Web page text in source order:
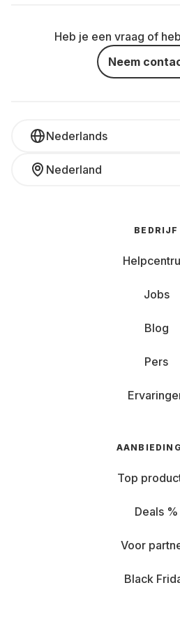
Heb je een vraag of
Neem
Nederlands
Nederland
BEDRIJF
Jobs
Blog
Pers
Top
Deals %
Voor
Black